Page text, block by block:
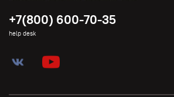
+7(800) 600-70-35
help desk